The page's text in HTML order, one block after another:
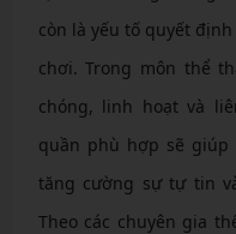
còn là yếu tố quyết
chơi. Trong môn thể
chóng, linh hoạt và
quần phù hợp sẽ
tăng cường sự tự tin
Theo các chuyên gia